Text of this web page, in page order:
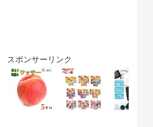
スポンサーリンク